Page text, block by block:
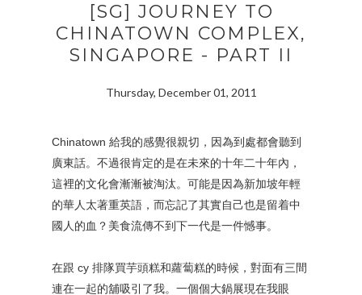
[SG] JOURNEY TO
CHINATOWN COMPLEX,
SINGAPORE - PART II
Thursday, December 01, 2011
Chinatown 給我的感覺很親切，因為到處都會聽到
廣東話。不過很肯定的是在未來的十年二十年內，
這裡的文化會漸漸被淘汰。可能是因為新加坡年輕
的華人太著重英語，而忘記了其實自己也是留着中
國人的血？美食流傳不到下一代是一件憾事。
在跟 cy 排隊買芋頭糕和蘿蔔糕的時候，對面有三間
連在一起的舖吸引了我。一個個大鍋展現在我眼